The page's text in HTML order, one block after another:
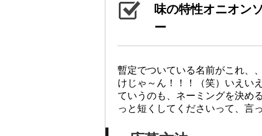
味の特性オニオン
ー
暫定でついている名前がこれ、
けじゃ～ん！！！（笑）いえい
ていうのも、ネーミングを決め
っと短くしてくださいって、言